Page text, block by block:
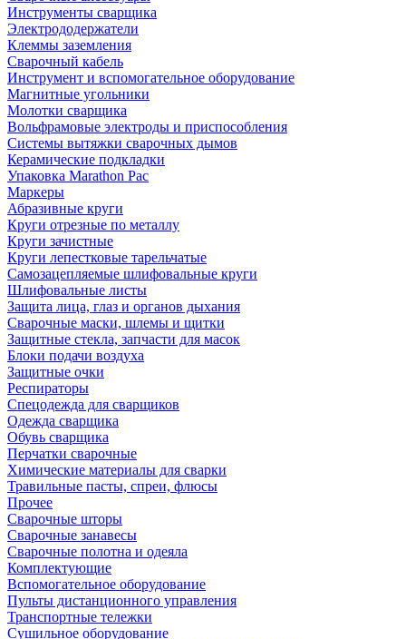
Инструменты сварщика
Электрододержатели
Клеммы заземления
Сварочный кабель
Инструмент и вспомогательное оборудование
Магнитные угольники
Молотки сварщика
Вольфрамовые электроды и приспособления
Системы вытяжки сварочных дымов
Керамические подкладки
Упаковка Marathon Pac
Маркеры
Абразивные круги
Круги отрезные по металлу
Круги зачистные
Круги лепестковые тарельчатые
Самозацепляемые шлифовальные круги
Шлифовальные листы
Защита лица, глаз и органов дыхания
Сварочные маски, шлемы и щитки
Защитные стекла, запчасти для масок
Блоки подачи воздуха
Защитные очки
Респираторы
Спецодежда для сварщиков
Одежда сварщика
Обувь сварщика
Перчатки сварочные
Химические материалы для сварки
Травильные пасты, спреи, флюсы
Прочее
Сварочные шторы
Сварочные занавесы
Сварочные полотна и одеяла
Комплектующие
Вспомогательное оборудование
Пульты дистанционного управления
Транспортные тележки
Сушильное оборудование